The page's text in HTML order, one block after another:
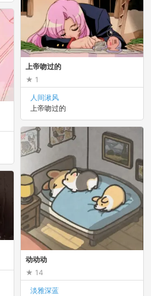
上帝吻过的
1
人间湫风
上帝吻过的
动动动
14
淡雅深蓝